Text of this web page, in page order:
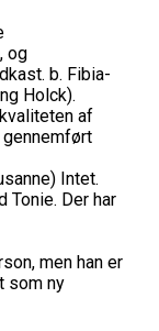
og
b. Fibia-
Holck).
af
Intet.
Der har
men han er
som ny